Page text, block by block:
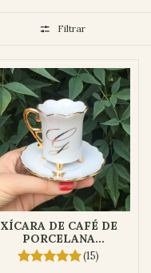
Filtrar
XÍCARA DE CAFÉ DE
PORCELANA
PERSONALZADA
IMPERIAL
(15)